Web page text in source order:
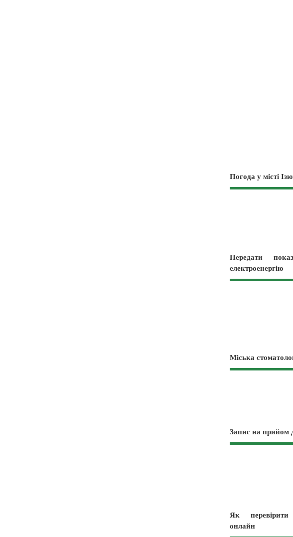
Погода у місті
Передати
електроенергію
Міська
Запис на прийом
Як перевірити
онлайн